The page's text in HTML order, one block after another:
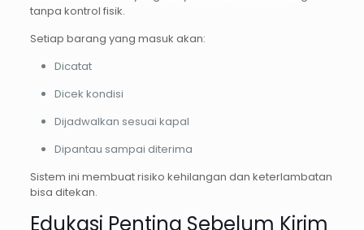
tanpa kontrol fisik.
Setiap barang yang masuk akan:
Dicatat
Dicek kondisi
Dijadwalkan sesuai kapal
Dipantau sampai diterima
Sistem ini membuat risiko kehilangan dan keterlambatan
bisa ditekan.
Edukasi Penting Sebelum Kirim